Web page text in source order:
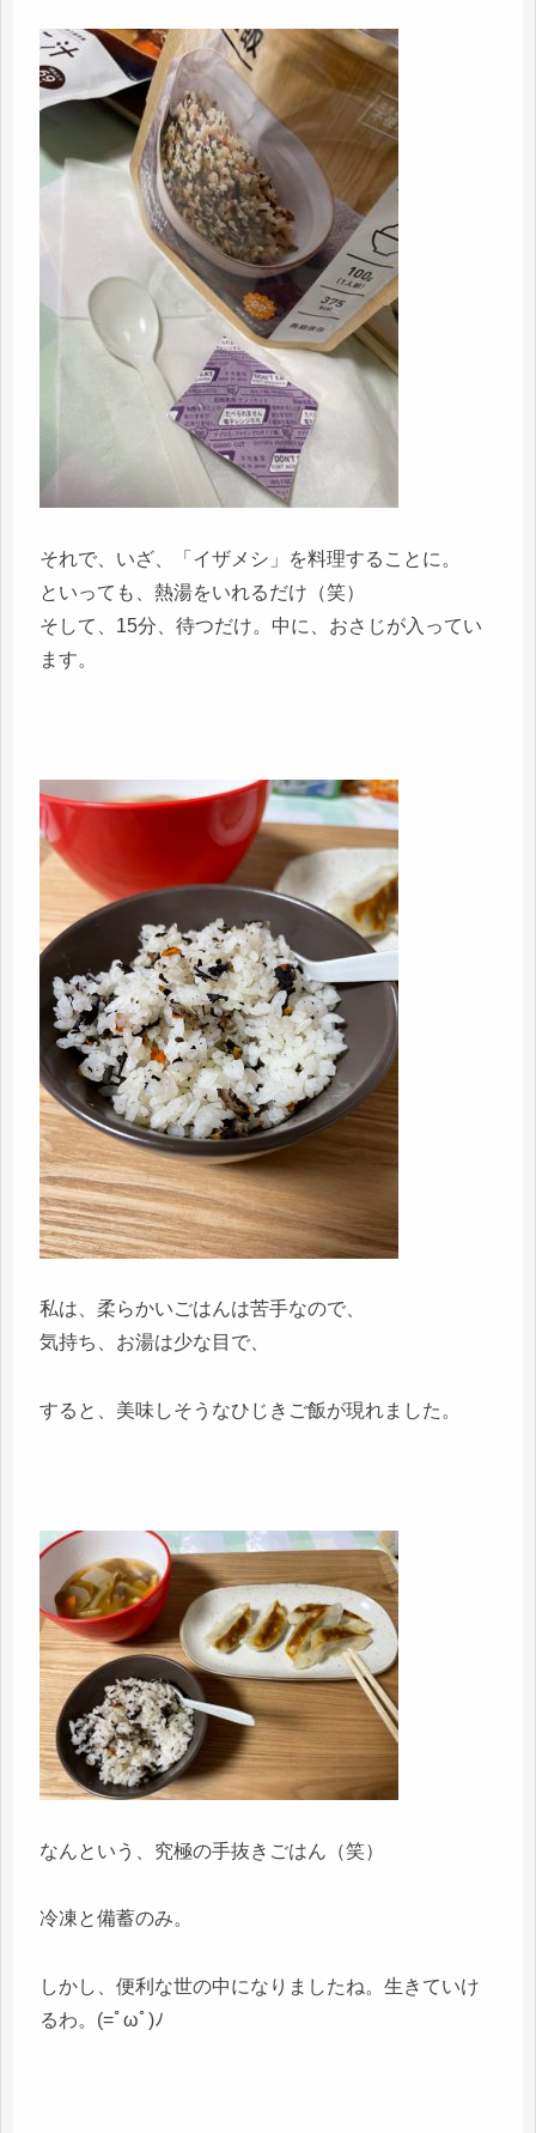
それで、いざ、「イザメシ」を料理することに。
といっても、熱湯をいれるだけ（笑）
そして、15分、待つだけ。中に、おさじが入ってい
ます。
私は、柔らかいごはんは苦手なので、
気持ち、お湯は少な目で、
すると、美味しそうなひじきご飯が現れました。
なんという、究極の手抜きごはん（笑）
冷凍と備蓄のみ。
しかし、便利な世の中になりましたね。生きていけ
るわ。(=ﾟωﾟ)ﾉ